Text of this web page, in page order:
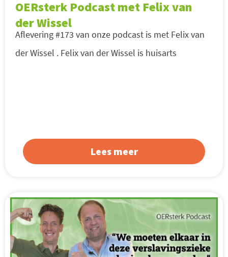
OERsterk Podcast met Felix van
der Wissel
Aflevering #173 van onze podcast is met Felix van
der Wissel . Felix van der Wissel is huisarts
Lees meer